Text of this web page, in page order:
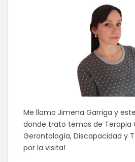
Me llamo Jimena Garriga y
donde trato temas de Terapia
Gerontología, Discapacidad y
por la visita!